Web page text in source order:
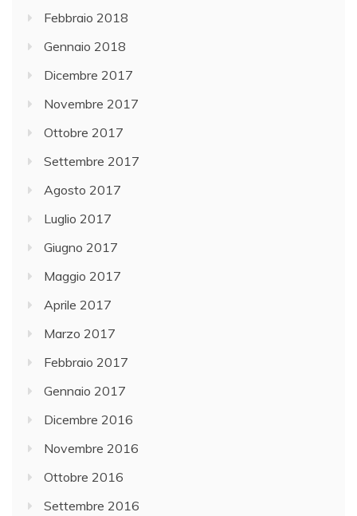
Febbraio 2018
Gennaio 2018
Dicembre 2017
Novembre 2017
Ottobre 2017
Settembre 2017
Agosto 2017
Luglio 2017
Giugno 2017
Maggio 2017
Aprile 2017
Marzo 2017
Febbraio 2017
Gennaio 2017
Dicembre 2016
Novembre 2016
Ottobre 2016
Settembre 2016